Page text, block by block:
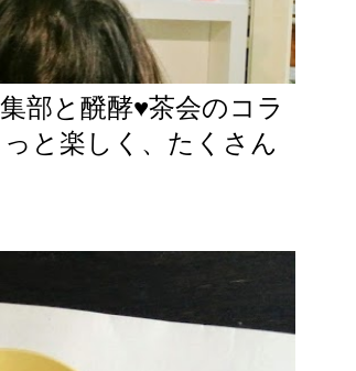
部と醗酵♥茶会のコラ
と楽しく、たくさん